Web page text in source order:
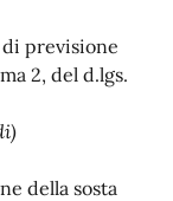
previsione
2, del d.lgs.
della sosta